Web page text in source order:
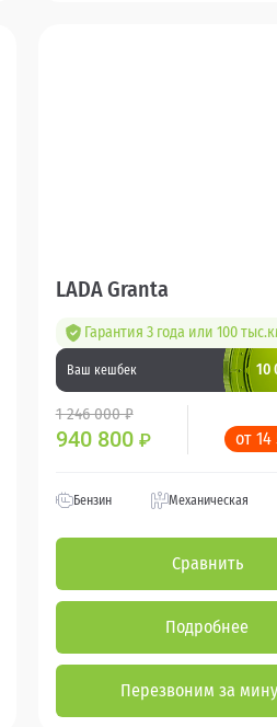
LADA Granta
Гарантия 3 года или 100
Ваш кешбек 10
1 246 000 ₽
940 800 ₽ от
Бензин Механическая
Сравнить
Подробнее
Перезвоним за